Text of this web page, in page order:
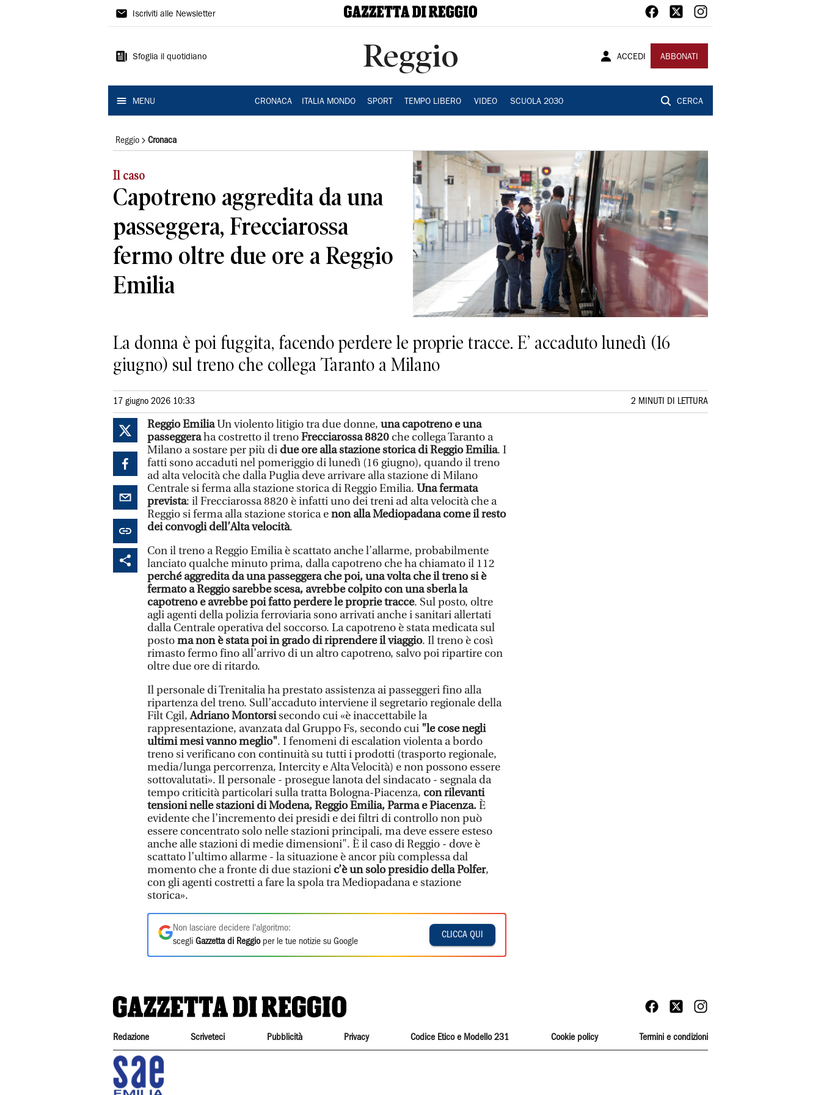
Gazzetta
Reggio
Iscriviti alle Newsletter
Sfoglia il quotidiano Reggio ACCEDI ABBONATI
MENU CRONACA ITALIA MONDO SPORT TEMPO LIBERO VIDEO SCUOLA 2030 CERCA
Reggio Cronaca
Il caso
Capotreno aggredita da una
passeggera, Frecciarossa
fermo oltre due ore a Reggio
Emilia
La donna è poi fuggita, facendo perdere le proprie tracce. E’ accaduto lunedì (16
giugno) sul treno che collega Taranto a Milano
17 giugno 2026 10:33 2 MINUTI DI LETTURA
Reggio EmiliaUn violento litigio tra due donne, una capotreno e una
passeggeraha costretto il trenoFrecciarossa 8820 che collega Taranto a
Milano a sostare per più di due ore alla stazione storica di Reggio Emilia. I
fatti sono accaduti nel pomeriggio di lunedì (16 giugno), quando il treno
ad alta velocità che dalla Puglia deve arrivare alla stazione di Milano
Centrale si ferma alla stazione storica di Reggio Emilia. Una fermata
prevista: il Frecciarossa 8820 è infatti uno dei treni ad alta velocità che a
Reggio si ferma alla stazione storica enon alla Mediopadana come il resto
dei convogli dell’Alta velocità.
Con il treno a Reggio Emilia è scattato anche l’allarme, probabilmente
lanciato qualche minuto prima, dalla capotreno che ha chiamato il 112
perché aggredita da una passeggera che poi, una volta che il treno si è
fermato a Reggio sarebbe scesa, avrebbe colpito con una sberla la
capotreno e avrebbe poi fatto perdere le proprie tracce. Sul posto, oltre
agli agenti della polizia ferroviaria sono arrivati anche i sanitari allertati
dalla Centrale operativa del soccorso. La capotreno è stata medicata sul
postoma non è stata poi in grado di riprendere il viaggio. Il treno è così
rimasto fermo fino all’arrivo di un altro capotreno, salvo poi ripartire con
oltre due ore di ritardo.
Il personale di Trenitalia ha prestato assistenza ai passeggeri fino alla
ripartenza del treno. Sull’accaduto interviene il segretario regionale della
Filt Cgil,Adriano Montorsisecondo cui «è inaccettabile la
rappresentazione, avanzata dal Gruppo Fs, secondo cui "le cose negli
ultimi mesi vanno meglio". I fenomeni di escalation violenta a bordo
treno si verificano con continuità su tutti i prodotti (trasporto regionale,
media/lunga percorrenza, Intercity e Alta Velocità) e non possono essere
sottovalutati». Il personale - prosegue lanota del sindacato - segnala da
tempo criticità particolari sulla tratta Bologna-Piacenza, con rilevanti
tensioni nelle stazioni di Modena, Reggio Emilia, Parma e Piacenza.È
evidente che l’incremento dei presidi e dei filtri di controllo non può
essere concentrato solo nelle stazioni principali, ma deve essere esteso
anche alle stazioni di medie dimensioni". È il caso di Reggio - dove è
scattato l’ultimo allarme - la situazione è ancor più complessa dal
momento che a fronte di due stazioni c’è un solo presidio della Polfer,
con gli agenti costretti a fare la spola tra Mediopadana e stazione
storica».
Non lasciare decidere l'algoritmo:
scegli Gazzetta di Reggioper le tue notizie su Google
CLICCA QUI
Redazione Scriveteci Pubblicità Privacy Codice Etico e Modello 231 Cookie policy Termini e condizioni